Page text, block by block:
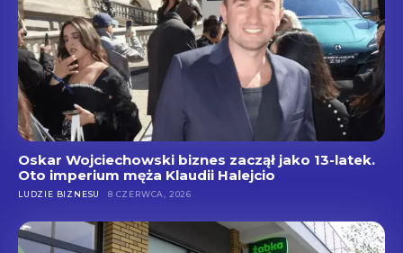
Oskar Wojciechowski biznes zaczął jako 13-latek.
Oto imperium męża Klaudii Halejcio
LUDZIE BIZNESU 8 CZERWCA, 2026